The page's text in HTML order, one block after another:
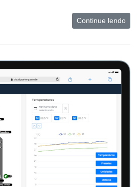
Continue lendo